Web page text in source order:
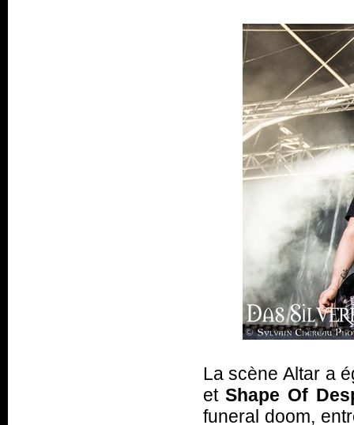
La scène Altar a
etShape Of
funeral doom,